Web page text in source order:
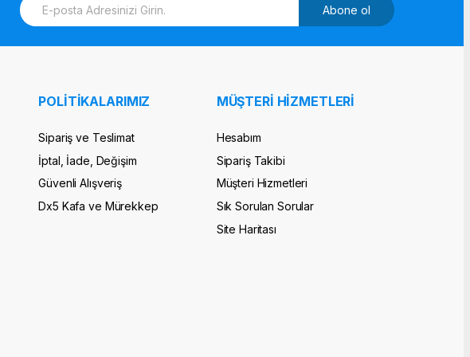
m
Abone ol
POLİTİKALARIMIZ
Sipariş ve Teslimat
İptal, İade, Değişim
Güvenli Alışveriş
Dx5 Kafa ve Mürekkep
MÜŞTERİ HİZMETLERİ
Hesabım
Sipariş Takibi
Müşteri Hizmetleri
Sık Sorulan Sorular
Site Haritası